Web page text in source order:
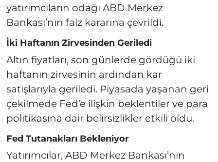
yatırımcıların odağı ABD Merkez
Bankası’nın faiz kararına çevrildi.
İki Haftanın Zirvesinden Geriledi
Altın fiyatları, son günlerde gördüğü iki
haftanın zirvesinin ardından kar
satışlarıyla geriledi. Piyasada yaşanan geri
çekilmede Fed’e ilişkin beklentiler ve para
politikasına dair belirsizlikler etkili oldu.
Fed Tutanakları Bekleniyor
Yatırımcılar, ABD Merkez Bankası’nın